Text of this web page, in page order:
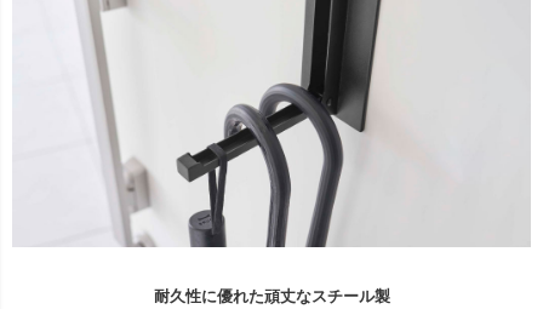
耐久性に優れた頑丈なスチール製